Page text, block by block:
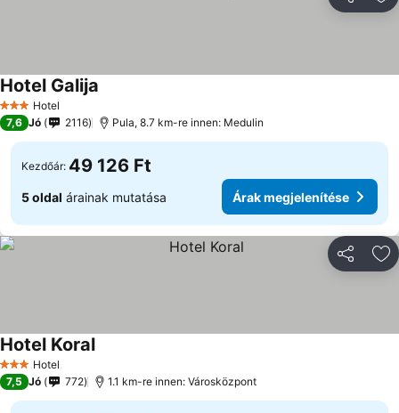
3 Kategória
Hotel
Hotel Galija
7,6 Jó 2116 Pula, 8.7 km-re innen: Medulin
Kezdőár: 49 126 Ft
5 oldal árainak mutatása Árak megjelenítése
3 Kategória
Hotel
Hotel Koral
7,5 Jó 772 1.1 km-re innen: Városközpont